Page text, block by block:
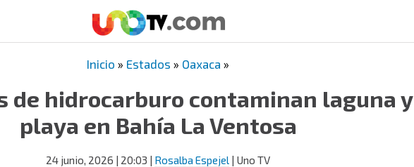
Inicio » Estados » Oaxaca »
de hidrocarburo contaminan laguna y
playa en Bahía La Ventosa
24 junio, 2026 | 20:03 | Rosalba Espejel | Uno TV